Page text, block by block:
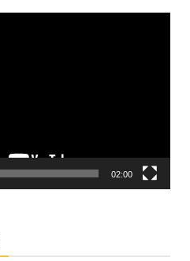
02:00